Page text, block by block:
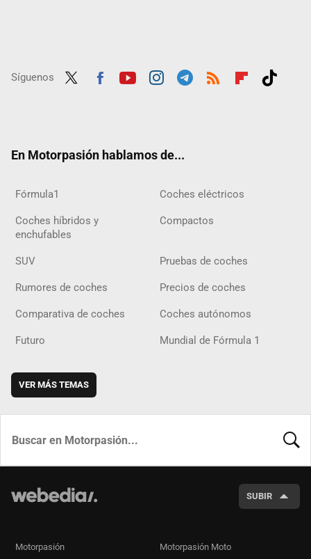
Síguenos
En Motorpasión hablamos de...
Fórmula1 Coches eléctricos
Coches híbridos y
enchufables
Compactos
SUV Pruebas de coches
Rumores de coches Precios de coches
Comparativa de coches Coches autónomos
Futuro Mundial de Fórmula 1
VER MÁS TEMAS
SUBIR
Motorpasión Motorpasión Moto